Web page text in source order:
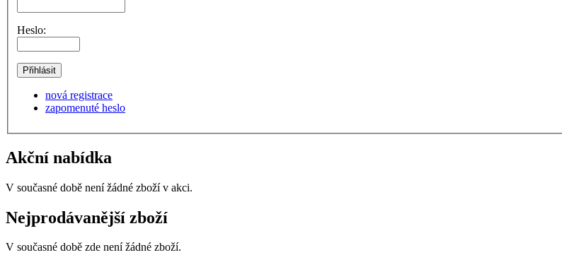
Heslo:
nová registrace
zapomenuté heslo
Akční nabídka
V současné době není žádné zboží v akci.
Nejprodávanější zboží
V současné době zde není žádné zboží.